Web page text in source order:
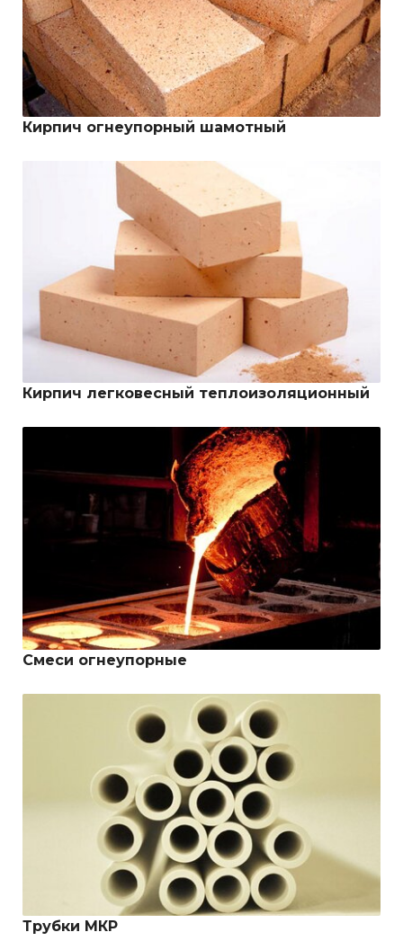
Кирпич огнеупорный шамотный
Кирпич легковесный теплоизоляционный
Смеси огнеупорные
Трубки МКР